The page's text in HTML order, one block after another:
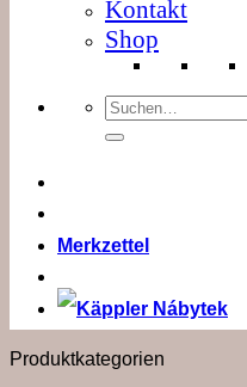
Kontakt
Shop
Suchen
nach:
Merkzettel
Produktkategorien